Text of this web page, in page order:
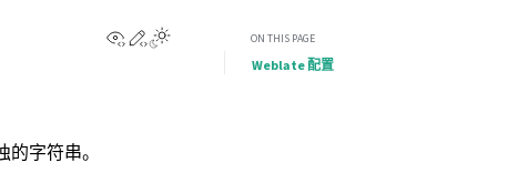
View this page
Edit this page
字符串。
ON THIS PAGE
Weblate 配置